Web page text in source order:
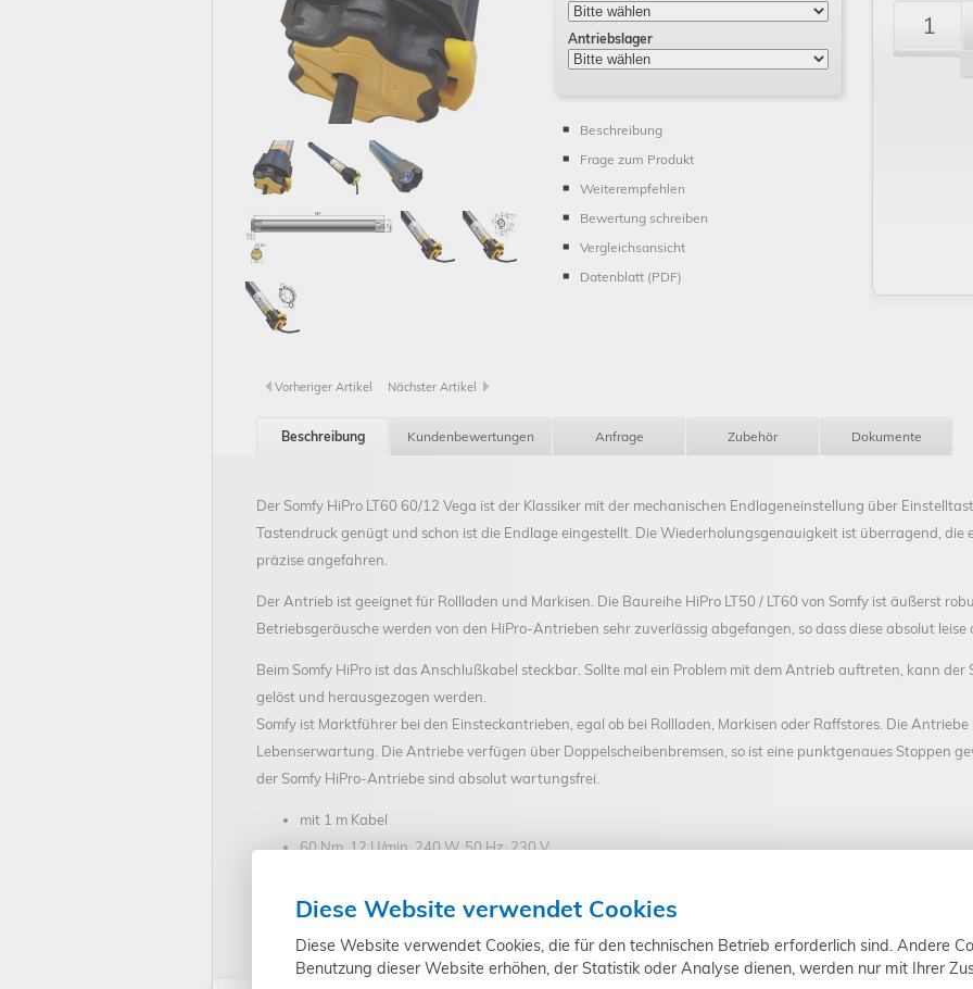
Vorheriger Artikel Nächster Artikel
Antriebslager
Beschreibung
Frage zum Produkt
Weiterempfehlen
Bewertung schreiben
Vergleichsansicht
Datenblatt (PDF)
Beschreibung Kundenbewertungen Anfrage Zubehör Dokumente
Der Somfy HiPro LT60 60/12 Vega ist der Klassiker mit der mechanischen Endlageneinstellung über
Tastendruck genügt und schon ist die Endlage eingestellt. Die Wiederholungsgenauigkeit ist überragend,
präzise angefahren.
Der Antrieb ist geeignet für Rollladen und Markisen. Die Baureihe HiPro LT50 / LT60 von Somfy ist äußerst
Betriebsgeräusche werden von den HiPro-Antrieben sehr zuverlässig abgefangen, so dass diese absolut leise
Beim Somfy HiPro ist das Anschlußkabel steckbar. Sollte mal ein Problem mit dem Antrieb auftreten, kann
gelöst und herausgezogen werden.
Somfy ist Marktführer bei den Einsteckantrieben, egal ob bei Rollladen, Markisen oder Raffstores. Die
Lebenserwartung. Die Antriebe verfügen über Doppelscheibenbremsen, so ist eine punktgenaues Stoppen
der Somfy HiPro-Antriebe sind absolut wartungsfrei.
mit 1 m Kabel
60 Nm, 12 U/min, 240 W, 50 Hz, 230 V
bis 117 kg Rollladengewicht
Diese Website verwendet Cookies
Diese Website verwendet Cookies, die für den technischen Betrieb erforderlich sind. Andere
Benutzung dieser Website erhöhen, der Statistik oder Analyse dienen, werden nur mit Ihrer